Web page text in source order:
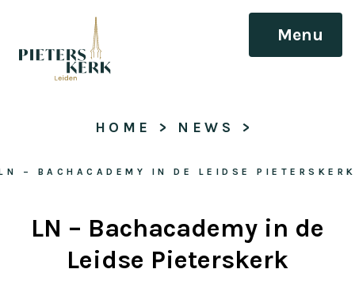
Menu
HOME > NEWS >
– BACHACADEMY IN DE LEIDSE
LN – Bachacademy in de
Leidse Pieterskerk